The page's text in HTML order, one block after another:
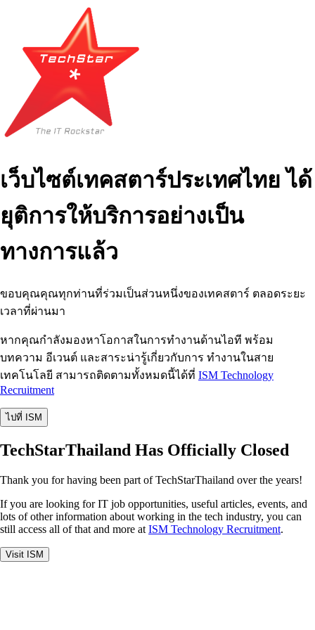
เว็บไซต์เทคสตาร์ประเทศไทย ได้
ยุติการให้บริการอย่างเป็น
ทางการแล้ว
ขอบคุณคุณทุกท่านที่ร่วมเป็นส่วนหนึ่งของเทคสตาร์ ตลอดระยะ
เวลาที่ผ่านมา
หากคุณกำลังมองหาโอกาสในการทำงานด้านไอที พร้อม
บทความ อีเวนต์ และสาระน่ารู้เกี่ยวกับการ ทำงานในสาย
เทคโนโลยี สามารถติดตามทั้งหมดนี้ได้ที่ ISM Technology
Recruitment
ไปที่ ISM
TechStarThailand Has Officially Closed
Thank you for having been part of TechStarThailand over the years!
If you are looking for IT job opportunities, useful articles, events, and
lots of other information about working in the tech industry, you can
still access all of that and more at ISM Technology Recruitment.
Visit ISM